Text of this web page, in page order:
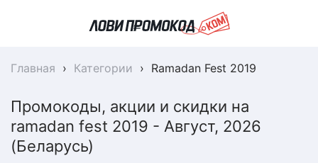
Главная › Категории › Ramadan Fest 2019
Промокоды, акции и скидки на
ramadan fest 2019 - Август, 2026
(Беларусь)